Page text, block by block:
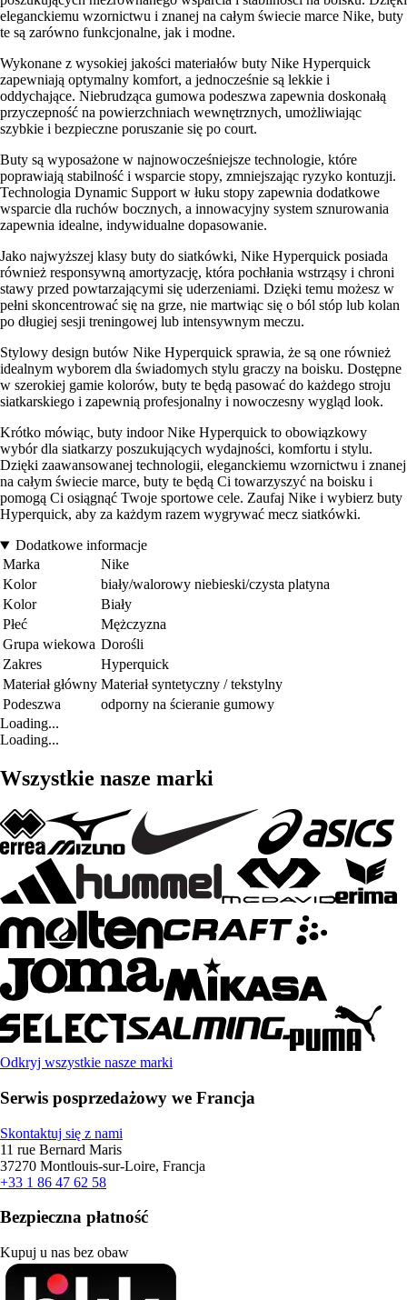
eleganckiemu wzornictwu i znanej na całym świecie marce Nike, buty
te są zarówno funkcjonalne, jak i modne.
Wykonane z wysokiej jakości materiałów buty Nike Hyperquick
zapewniają optymalny komfort, a jednocześnie są lekkie i
oddychające. Niebrudząca gumowa podeszwa zapewnia doskonałą
przyczepność na powierzchniach wewnętrznych, umożliwiając
szybkie i bezpieczne poruszanie się po court.
Buty są wyposażone w najnowocześniejsze technologie, które
poprawiają stabilność i wsparcie stopy, zmniejszając ryzyko kontuzji.
Technologia Dynamic Support w łuku stopy zapewnia dodatkowe
wsparcie dla ruchów bocznych, a innowacyjny system sznurowania
zapewnia idealne, indywidualne dopasowanie.
Jako najwyższej klasy buty do siatkówki, Nike Hyperquick posiada
również responsywną amortyzację, która pochłania wstrząsy i chroni
stawy przed powtarzającymi się uderzeniami. Dzięki temu możesz w
pełni skoncentrować się na grze, nie martwiąc się o ból stóp lub kolan
po długiej sesji treningowej lub intensywnym meczu.
Stylowy design butów Nike Hyperquick sprawia, że są one również
idealnym wyborem dla świadomych stylu graczy na boisku. Dostępne
w szerokiej gamie kolorów, buty te będą pasować do każdego stroju
siatkarskiego i zapewnią profesjonalny i nowoczesny wygląd look.
Krótko mówiąc, buty indoor Nike Hyperquick to obowiązkowy
wybór dla siatkarzy poszukujących wydajności, komfortu i stylu.
Dzięki zaawansowanej technologii, eleganckiemu wzornictwu i znanej
na całym świecie marce, buty te będą Ci towarzyszyć na boisku i
pomogą Ci osiągnąć Twoje sportowe cele. Zaufaj Nike i wybierz buty
Hyperquick, aby za każdym razem wygrywać mecz siatkówki.
Dodatkowe informacje
Marka
Nike
Kolor
biały/walorowy niebieski/czysta platyna
Kolor
Biały
Płeć
Mężczyzna
Grupa wiekowa Dorośli
Zakres
Hyperquick
Materiał główny Materiał syntetyczny / tekstylny
Podeszwa
odporny na ścieranie gumowy
Loading...
Loading...
Wszystkie nasze marki
Odkryj wszystkie nasze marki
Serwis posprzedażowy we Francja
Skontaktuj się z nami
11 rue Bernard Maris
37270 Montlouis-sur-Loire, Francja
+33 1 86 47 62 58
Bezpieczna płatność
Kupuj u nas bez obaw